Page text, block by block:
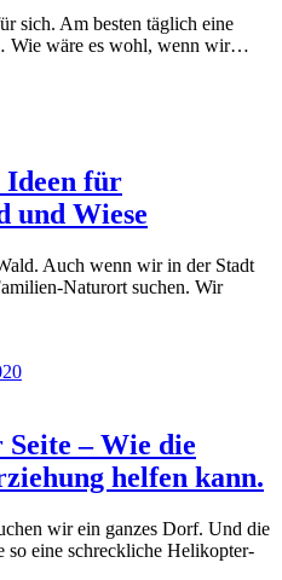
sich. Am besten täglich eine
Wie wäre es wohl, wenn wir…
Ideen für
und Wiese
Auch wenn wir in der Stadt
Naturort suchen. Wir
– Wie die
helfen kann.
wir ein ganzes Dorf. Und die
eine schreckliche Helikopter-